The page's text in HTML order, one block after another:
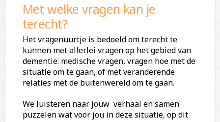
Met welke vragen kan je
terecht?
Het vragenuurtje is bedoeld om terecht te
kunnen met allerlei vragen op het gebied van
dementie: medische vragen, vragen hoe met de
situatie om te gaan, of met veranderende
relaties met de buitenwereld om te gaan.
We luisteren naar jouw verhaal en samen
puzzelen wat voor jou in deze situatie, op dit